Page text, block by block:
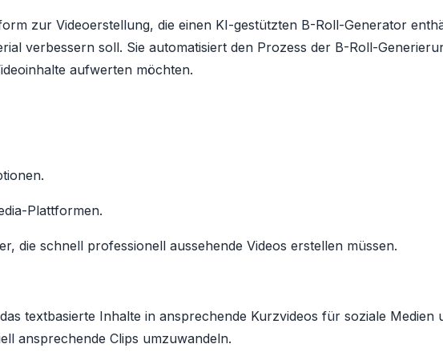
zur Videoerstellung, die einen KI-gestützten B-Roll-Generator
verbessern soll. Sie automatisiert den Prozess der B-Roll-
aufwerten möchten.
Plattformen.
die schnell professionell aussehende Videos erstellen müssen.
textbasierte Inhalte in ansprechende Kurzvideos für soziale Medien
ansprechende Clips umzuwandeln.